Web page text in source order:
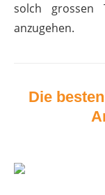
solch grossen
anzugehen.
Die